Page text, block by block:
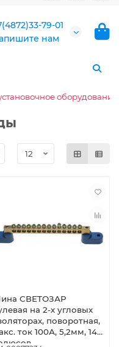
79-01
нам
оборудование
СВЕТОЗАР
на 2-х угловых
поворотная,
ток 100А, 5,2мм, 14